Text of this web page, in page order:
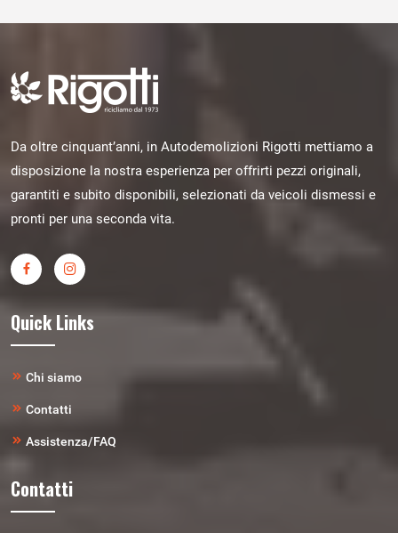
Da oltre cinquant’anni, in Autodemolizioni Rigotti mettiamo a
disposizione la nostra esperienza per offrirti pezzi originali,
garantiti e subito disponibili, selezionati da veicoli dismessi e
pronti per una seconda vita.
Quick Links
Chi siamo
Contatti
Assistenza/FAQ
Contatti